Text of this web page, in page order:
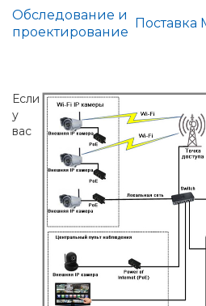
Обследование и
проектирование
Поставка
Если
у
вас